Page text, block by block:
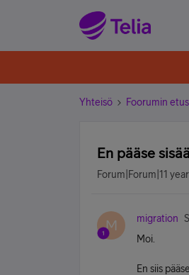
Yhteisö Foorumin
En pääse
Forum|Forum|11
M migration
Moi.
En siis